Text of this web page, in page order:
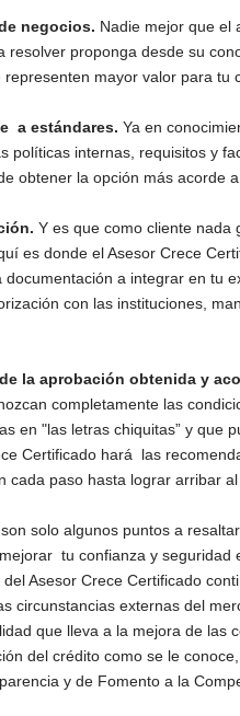
negocios. Nadie mejor que el
resolver proponga desde su
mayor valor para tu
a estándares. Ya en
políticas internas, requisitos y
obtener la opción más acorde a
Y es que como cliente nada
es donde el Asesor Crece
a integrar en tu
con las instituciones,
la aprobación obtenida y
completamente las
en "las letras chiquitas” y que
Certificado hará las
cada paso hasta lograr arribar
solo algunos puntos a
tu confianza y
Asesor Crece Certificado
circunstancias externas del
que lleva a la mejora de las
del crédito como se le
y de Fomento a la